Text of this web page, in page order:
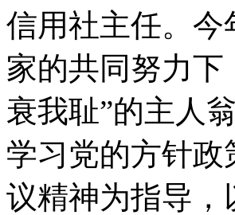
信用社主任。
家的共同努力
衰我耻”的主人
学习党的方针
议精神为指导